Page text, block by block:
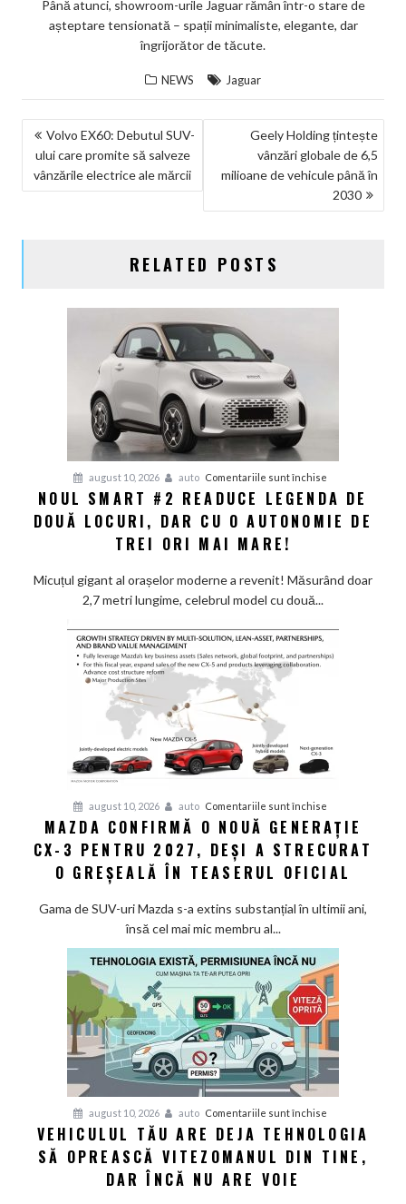
Până atunci, showroom-urile Jaguar rămân într-o stare de
așteptare tensionată – spații minimaliste, elegante, dar
îngrijorător de tăcute.
NEWS Jaguar
NAVIGARE
ÎN
ARTICOLE
Volvo EX60: Debutul SUV-
ului care promite să salveze
vânzările electrice ale mărcii
Geely Holding țintește
vânzări globale de 6,5
milioane de vehicule până în
2030
RELATED POSTS
august 10, 2026 auto Comentariile sunt închise
Noul
Smart
legenda
dar
ori
NOUL SMART #2 READUCE LEGENDA DE
DOUĂ LOCURI, DAR CU O AUTONOMIE DE
TREI ORI MAI MARE!
Micuțul gigant al orașelor moderne a revenit! Măsurând doar
2,7 metri lungime, celebrul model cu două...
august 10, 2026 auto Comentariile sunt închise
Mazda
confirmă
generație
pentru
2027,
deși
a
strecurat
greșeală
oficial
MAZDA CONFIRMĂ O NOUĂ GENERAȚIE
CX-3 PENTRU 2027, DEȘI A STRECURAT
O GREȘEALĂ ÎN TEASERUL OFICIAL
Gama de SUV-uri Mazda s-a extins substanțial în ultimii ani,
însă cel mai mic membru al...
august 10, 2026 auto Comentariile sunt închise
Vehiculul
tău
VEHICULUL TĂU ARE DEJA TEHNOLOGIA
SĂ OPREASCĂ VITEZOMANUL DIN TINE,
DAR ÎNCĂ NU ARE VOIE